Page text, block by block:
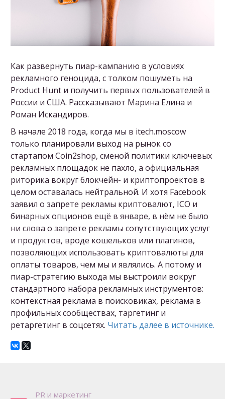
Как развернуть пиар-кампанию в условиях
рекламного геноцида, с толком пошуметь на
Product Hunt и получить первых пользователей в
России и США. Рассказывают Марина Елина и
Роман Искандиров.
В начале 2018 года, когда мы в itech.moscow
только планировали выход на рынок со
стартапом Coin2shop, сменой политики ключевых
рекламных площадок не пахло, а официальная
риторика вокруг блокчейн- и криптопроектов в
целом оставалась нейтральной. И хотя Facebook
заявил о запрете рекламы криптовалют, ICO и
бинарных опционов ещё в январе, в нём не было
ни слова о запрете рекламы сопутствующих услуг
и продуктов, вроде кошельков или плагинов,
позволяющих использовать криптовалюты для
оплаты товаров, чем мы и являлись. А потому и
пиар-стратегию выхода мы выстроили вокруг
стандартного набора рекламных инструментов:
контекстная реклама в поисковиках, реклама в
профильных сообществах, таргетинг и
ретаргетинг в соцсетях. Читать далее в источнике.
PR и маркетинг